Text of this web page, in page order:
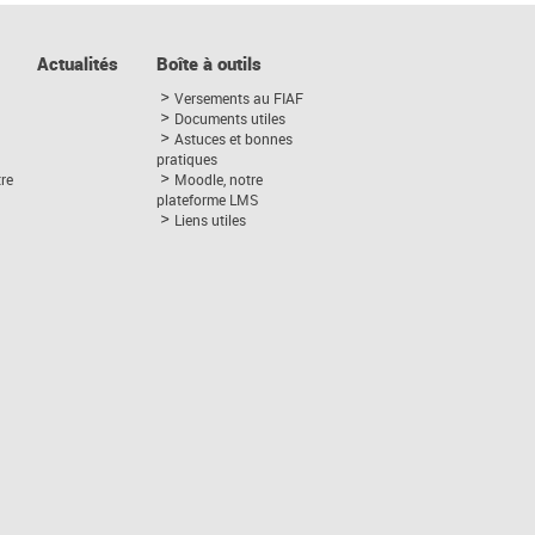
Actualités Boîte à outils
Versements au FIAF
Documents utiles
Astuces et bonnes
pratiques
Moodle, notre
plateforme LMS
Liens utiles